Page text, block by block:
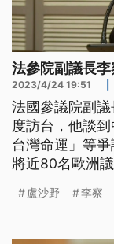
法參院副議長
2023/4/24 19:51
法國參議院副
度訪台，他談
台灣命運」等
將近80名歐洲
要自我保護，
盧沙野 李察